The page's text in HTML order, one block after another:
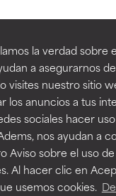
la verdad sobre
a asegurarnos
visites nuestro sitio
los anuncios a tus
sociales hacer
nos ayudan a
Aviso sobre el uso
Al hacer clic en
usemos cookies.
to assess
tan beneficiosos
la estabilidad o la
ciertas limitaciones
básicos o que no
algunos
tan beneficiosos
la estabilidad o la
ciertas limitaciones
básicos o que no
algunos